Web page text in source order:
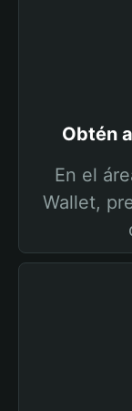
Obtén
En el
Wallet,